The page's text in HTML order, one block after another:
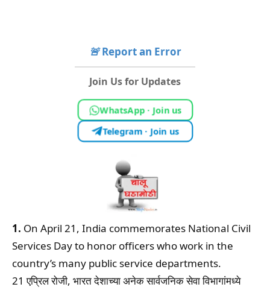
🚨Report an Error
Join Us for Updates
WhatsApp · Join us
Telegram · Join us
1. On April 21, India commemorates National Civil
Services Day to honor officers who work in the
country’s many public service departments.
21 एप्रिल रोजी, भारत देशाच्या अनेक सार्वजनिक सेवा विभागांमध्ये